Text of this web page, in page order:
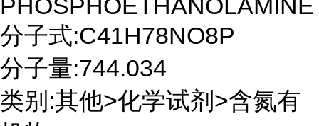
PHOSPHOETHANOLAMINE
分子式:C41H78NO8P
分子量:744.034
类别:其他>化学试剂>含氮有